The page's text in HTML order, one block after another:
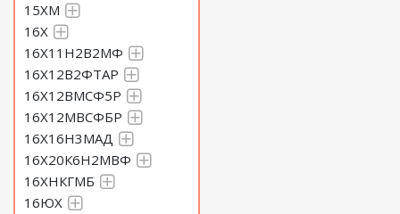
15ХМ
16Х
16Х11Н2В2МФ
16Х12В2ФТАР
16Х12ВМСФ5Р
16Х12МВСФБР
16Х16Н3МАД
16Х20К6Н2МВФ
16ХНКГМБ
16ЮХ